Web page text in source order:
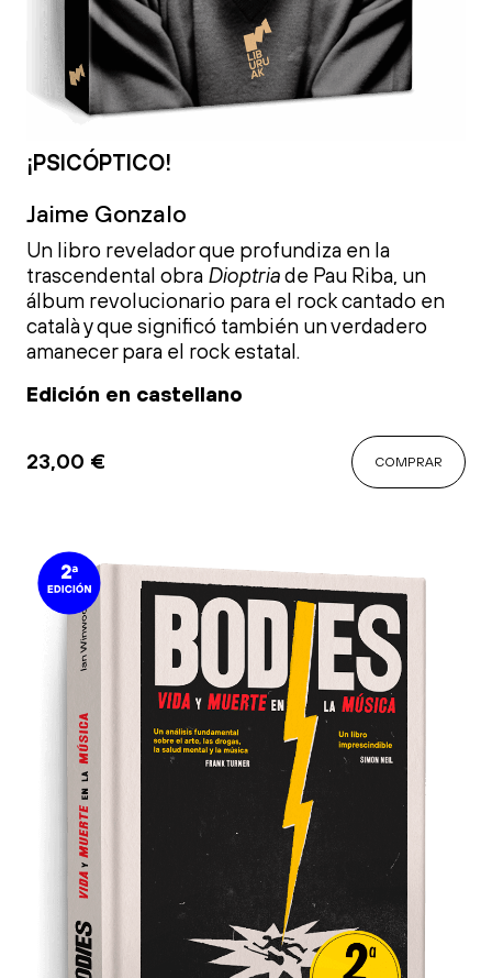
¡PSICÓPTICO!
Jaime Gonzalo
Un libro revelador que profundiza en la
trascendental obra Dioptriade Pau Riba, un
álbum revolucionario para el rock cantado en
català y que significó también un verdadero
amanecer para el rock estatal.
Edición en castellano
23,00 € COMPRAR